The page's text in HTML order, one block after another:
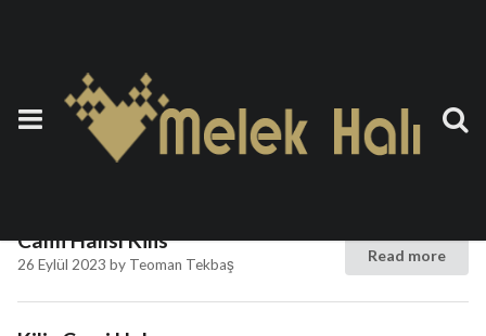
Etiket:Cami Halısı Modelleri
Cami Halısı Kilis
26 Eylül 2023 by Teoman Tekbaş Read more